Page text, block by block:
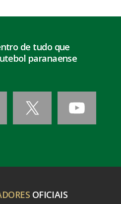
de tudo que
paranaense
OFICIAIS